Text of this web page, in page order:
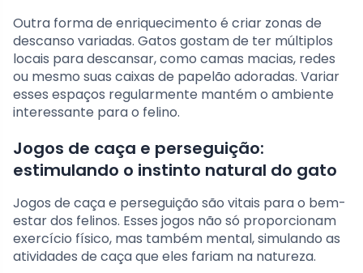
Outra forma de enriquecimento é criar zonas de
descanso variadas. Gatos gostam de ter múltiplos
locais para descansar, como camas macias, redes
ou mesmo suas caixas de papelão adoradas. Variar
esses espaços regularmente mantém o ambiente
interessante para o felino.
Jogos de caça e perseguição:
estimulando o instinto natural do gato
Jogos de caça e perseguição são vitais para o bem-
estar dos felinos. Esses jogos não só proporcionam
exercício físico, mas também mental, simulando as
atividades de caça que eles fariam na natureza.